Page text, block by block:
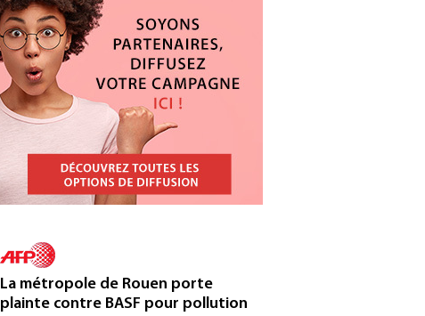
La métropole de Rouen porte
plainte contre BASF pour pollution